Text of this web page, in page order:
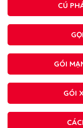
CÚ
GÓI
GÓI